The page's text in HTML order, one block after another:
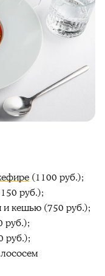
(1100 руб.);
руб.);
и кешью (750 руб.);
руб.);
руб.);